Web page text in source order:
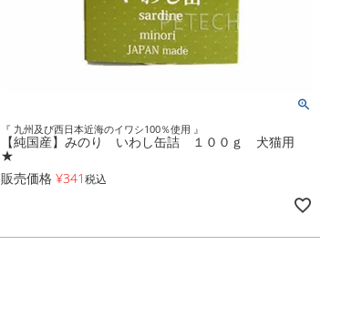
『 九州及び西日本近海のイワシ100％使用 』
【純国産】みのり いわし缶詰 １００ｇ 犬猫用
★
販売価格 ¥341税込